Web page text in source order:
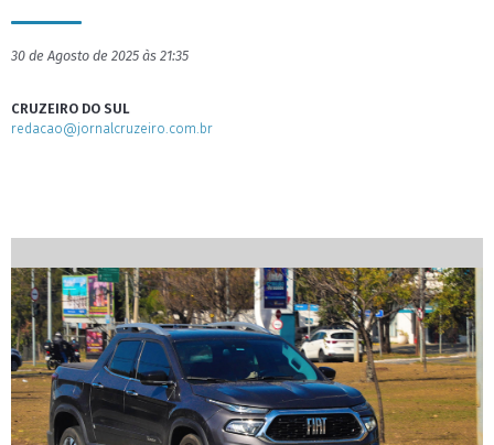
30 de Agosto de 2025 às 21:35
CRUZEIRO DO SUL
redacao@jornalcruzeiro.com.br